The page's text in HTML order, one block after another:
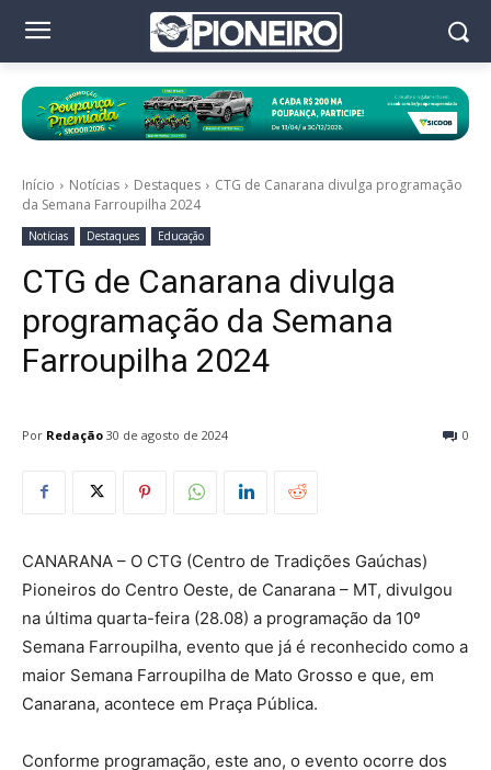
Início Notícias Destaques
CTG de Canarana divulga programação
da Semana Farroupilha 2024
Notícias Destaques Educação
CTG de Canarana divulga
programação da Semana
Farroupilha 2024
Por Redação 0
30 de agosto de 2024
CANARANA – O CTG (Centro de Tradições Gaúchas)
Pioneiros do Centro Oeste, de Canarana – MT, divulgou
na última quarta-feira (28.08) a programação da 10º
Semana Farroupilha, evento que já é reconhecido como a
maior Semana Farroupilha de Mato Grosso e que, em
Canarana, acontece em Praça Pública.
Conforme programação, este ano, o evento ocorre dos